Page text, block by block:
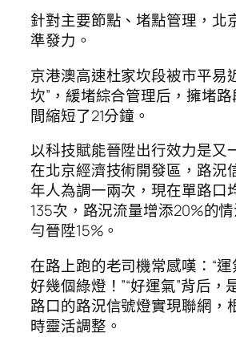
針對主要節點、堵點管理，北
準發力。
京港澳高速杜家坎段被市平易
坎”，緩堵綜合管理后，擁堵
間縮短了21分鐘。
以科技賦能晉陞出行效力是又
在北京經濟技術開發區，路況
年人為調一兩次，現在單路口
135次，路況流量增添20%的
勻晉陞15%。
在路上跑的老司機常感嘆：“
好幾個綠燈！”“好運氣”背后，
路口的路況信號燈實現聯網，
時靈活調整。